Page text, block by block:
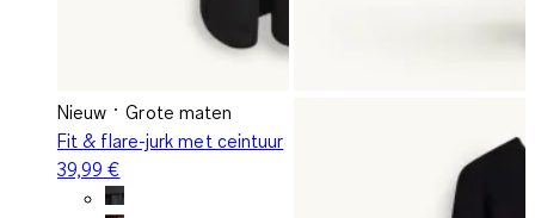
Nieuw
Grote maten
Fit & flare-jurk met ceintuur
39,99 €